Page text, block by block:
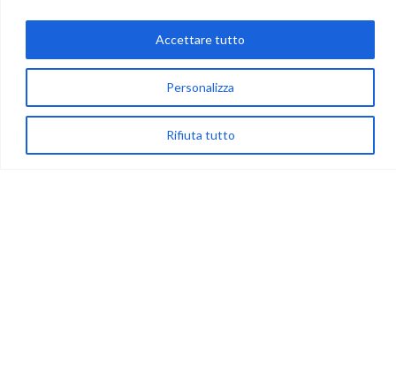
Personalizza
Rifiuta tutto
Accettare tutto
via Acqua delle Noci 12
(+39) 081-7777233
info@ideepercreare.it